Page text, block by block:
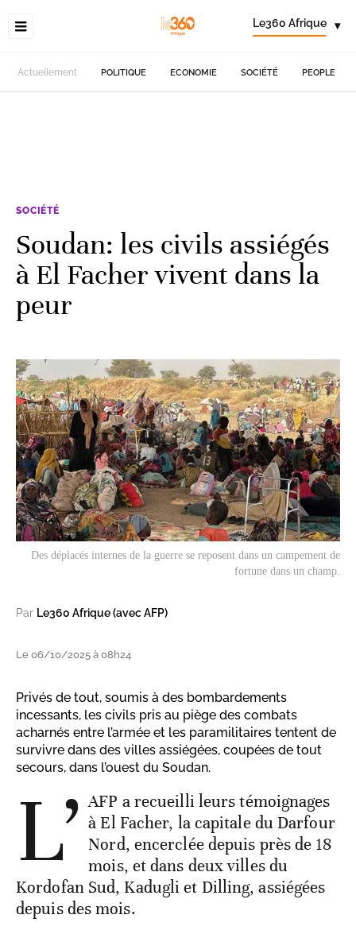
Le360 Afrique ▾
Actuellement POLITIQUE ECONOMIE SOCIÉTÉ PEOPLE
SOCIÉTÉ
Soudan: les civils assiégés
à El Facher vivent dans la
peur
Des déplacés internes de la guerre se reposent dans un campement de
fortune dans un champ.
Par Le360 Afrique (avec AFP)
Le 06/10/2025 à 08h24
Privés de tout, soumis à des bombardements
incessants, les civils pris au piège des combats
acharnés entre l’armée et les paramilitaires tentent de
survivre dans des villes assiégées, coupées de tout
secours, dans l’ouest du Soudan.
L’ AFP a recueilli leurs témoignages
à El Facher, la capitale du Darfour
Nord, encerclée depuis près de 18
mois, et dans deux villes du
Kordofan Sud, Kadugli et Dilling, assiégées
depuis des mois.